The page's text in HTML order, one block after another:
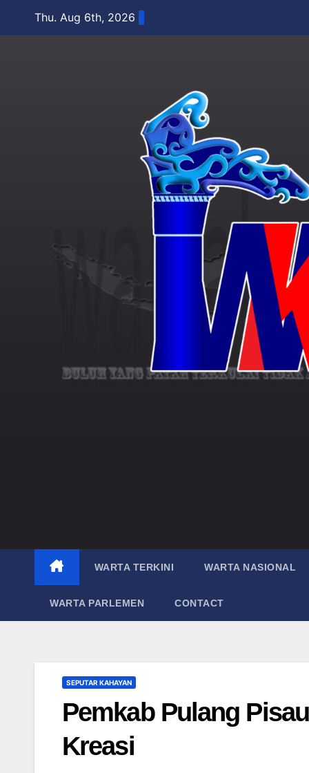
Thu. Aug 6th, 2026
WARTA TERKINI WARTA NASIONAL
WARTA PARLEMEN CONTACT
SEPUTAR KAHAYAN
Pemkab Pulang
Kreasi